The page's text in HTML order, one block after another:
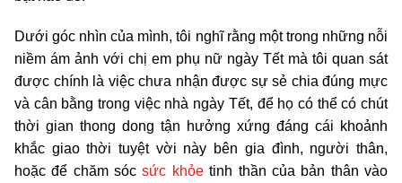
Dưới góc nhìn của mình, tôi nghĩ rằng một trong những nỗi
niềm ám ảnh với chị em phụ nữ ngày Tết mà tôi quan sát
được chính là việc chưa nhận được sự sẻ chia đúng mực
và cân bằng trong việc nhà ngày Tết, để họ có thể có chút
thời gian thong dong tận hưởng xứng đáng cái khoảnh
khắc giao thời tuyệt vời này bên gia đình, người thân,
hoặc để chăm sócsức khỏetinh thần của bản thân vào